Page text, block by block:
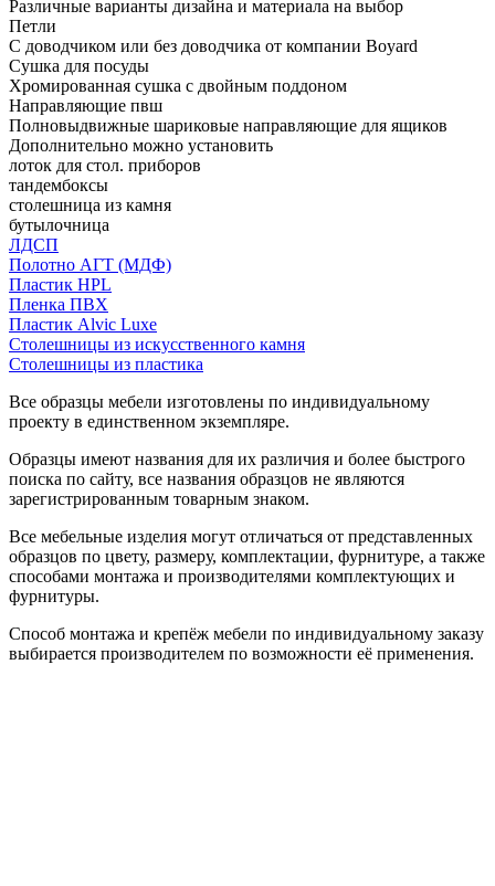
Различные варианты дизайна и материала на выбор
Петли
С доводчиком или без доводчика от компании Boyard
Сушка для посуды
Хромированная сушка с двойным поддоном
Направляющие пвш
Полновыдвижные шариковые направляющие для ящиков
Дополнительно можно установить
лоток для стол. приборов
тандембоксы
столешница из камня
бутылочница
ЛДСП
Полотно АГТ (МДФ)
Пластик HPL
Пленка ПВХ
Пластик Alvic Luxe
Столешницы из искусственного камня
Столешницы из пластика
Все образцы мебели изготовлены по индивидуальному
проекту в единственном экземпляре.
Образцы имеют названия для их различия и более быстрого
поиска по сайту, все названия образцов не являются
зарегистрированным товарным знаком.
Все мебельные изделия могут отличаться от представленных
образцов по цвету, размеру, комплектации, фурнитуре, а также
способами монтажа и производителями комплектующих и
фурнитуры.
Способ монтажа и крепёж мебели по индивидуальному заказу
выбирается производителем по возможности её применения.